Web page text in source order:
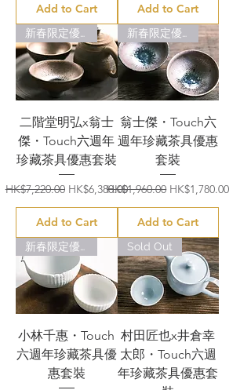
Add to Cart Add to Cart
二階堂明弘x翁士
傑・Touch六週年
珍藏茶具優惠套裝
Regular Price
HK$7,220.00 Sale Price
HK$6,380.00
Add to Cart
翁士傑・Touch六
週年珍藏茶具優惠
套裝
Regular Price
HK$1,960.00 Sale Price
HK$1,780.00
Add to Cart
小林千惠・Touch
六週年珍藏茶具優
惠套裝
Sold Out
村田匠也x井倉幸
太郎・Touch六週
年珍藏茶具優惠套